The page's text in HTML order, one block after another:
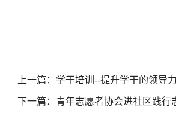
上一篇：学干培训--提升学干的领导
下一篇：青年志愿者协会进社区践行